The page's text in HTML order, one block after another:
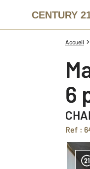
CENTURY
Accueil
Ref :